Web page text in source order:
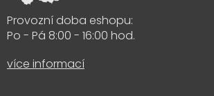
Provozní doba eshopu:
Po - Pá 8:00 - 16:00 hod.
více informací